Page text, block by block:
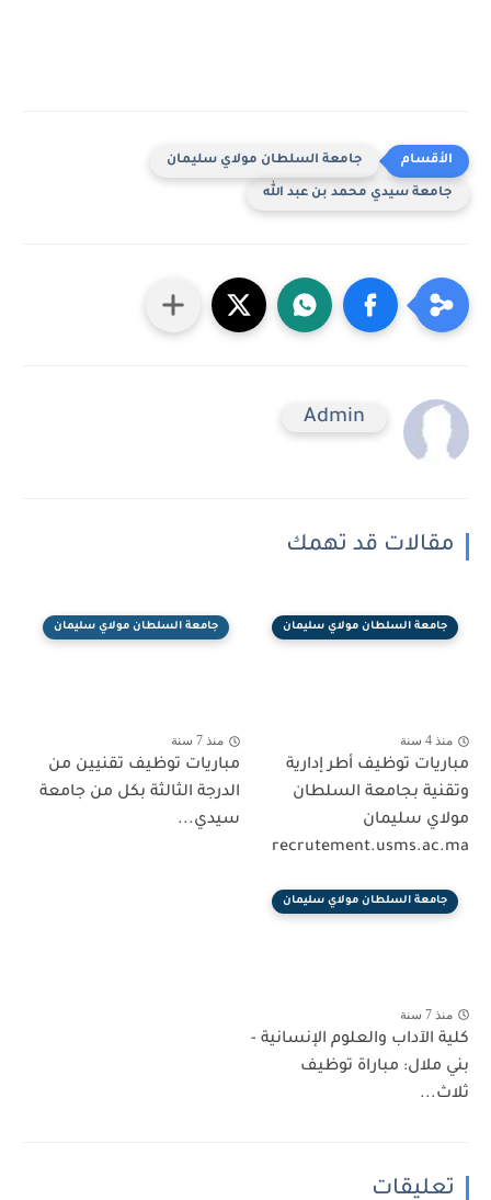
جامعة السلطان مولاي سليمان
جامعة سيدي محمد بن عبد الله
Admin
مقالات قد تهمك
جامعة السلطان مولاي سليمان
منذ 4 سنة
مباريات توظيف أطر إدارية
وتقنية بجامعة السلطان
مولاي سليمان
recrutement.usms.ac.ma
جامعة السلطان مولاي سليمان
منذ 7 سنة
مباريات توظيف تقنيين من
الدرجة الثالثة بكل من جامعة
سيدي...
جامعة السلطان مولاي سليمان
منذ 7 سنة
كلية الآداب والعلوم الإنسانية -
بني ملال: مباراة توظيف
ثلاث...
تعليقات